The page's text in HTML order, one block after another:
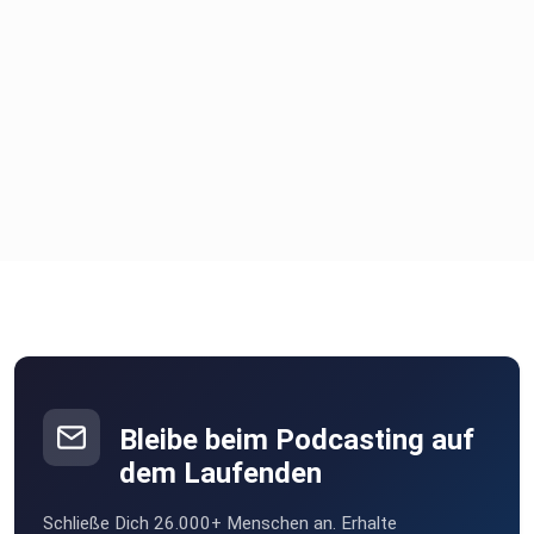
Bleibe beim Podcasting auf
dem Laufenden
Schließe Dich 26.000+ Menschen an. Erhalte